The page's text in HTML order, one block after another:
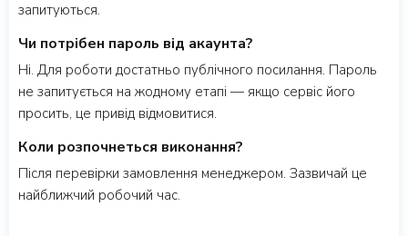
запитуються.
Чи потрібен пароль від акаунта?
Ні. Для роботи достатньо публічного посилання. Пароль
не запитується на жодному етапі — якщо сервіс його
просить, це привід відмовитися.
Коли розпочнеться виконання?
Після перевірки замовлення менеджером. Зазвичай це
найближчий робочий час.